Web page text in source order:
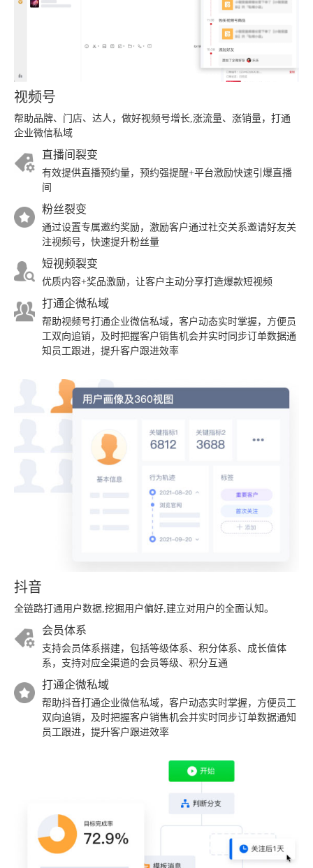
视频号
帮助品牌、门店、达人，做好视频号增长,涨流量、涨销量，打通
企业微信私域
直播间裂变
有效提供直播预约量，预约强提醒+平台激励快速引爆直播
间
粉丝裂变
通过设置专属邀约奖励，激励客户通过社交关系邀请好友关
注视频号，快速提升粉丝量
短视频裂变
优质内容+奖品激励，让客户主动分享打造爆款短视频
打通企微私域
帮助视频号打通企业微信私域，客户动态实时掌握，方便员
工双向追销，及时把握客户销售机会并实时同步订单数据通
知员工跟进，提升客户跟进效率
抖音
全链路打通用户数据,挖掘用户偏好,建立对用户的全面认知。
会员体系
支持会员体系搭建，包括等级体系、积分体系、成长值体
系，支持对应全渠道的会员等级、积分互通
打通企微私域
帮助抖音打通企业微信私域，客户动态实时掌握，方便员工
双向追销，及时把握客户销售机会并实时同步订单数据通知
员工跟进，提升客户跟进效率